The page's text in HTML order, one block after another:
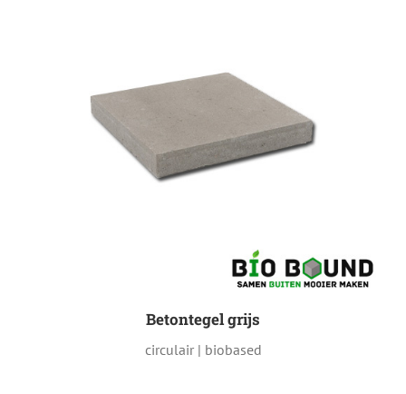
Betontegel grijs
circulair | biobased